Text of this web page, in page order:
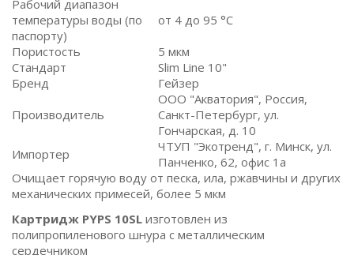
Рабочий диапазон
температуры воды (по
паспорту)
от 4 до 95 °C
Пористость
5 мкм
Стандарт
Slim Line 10"
Бренд
Гейзер
Производитель
ООО "Акватория", Россия,
Санкт-Петербург, ул.
Гончарская, д. 10
Импортер
ЧТУП "Экотренд", г. Минск, ул.
Панченко, 62, офис 1а
Очищает горячую воду от песка, ила, ржавчины и других
механических примесей, более 5 мкм
Картридж PYPS 10SL изготовлен из
полипропиленового шнура с металлическим
сердечником